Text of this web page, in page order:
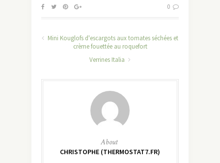
0
Mini Kouglofs d'escargots aux tomates séchées et
crème fouettée au roquefort
Verrines Italia
About
CHRISTOPHE (THERMOSTAT7.FR)